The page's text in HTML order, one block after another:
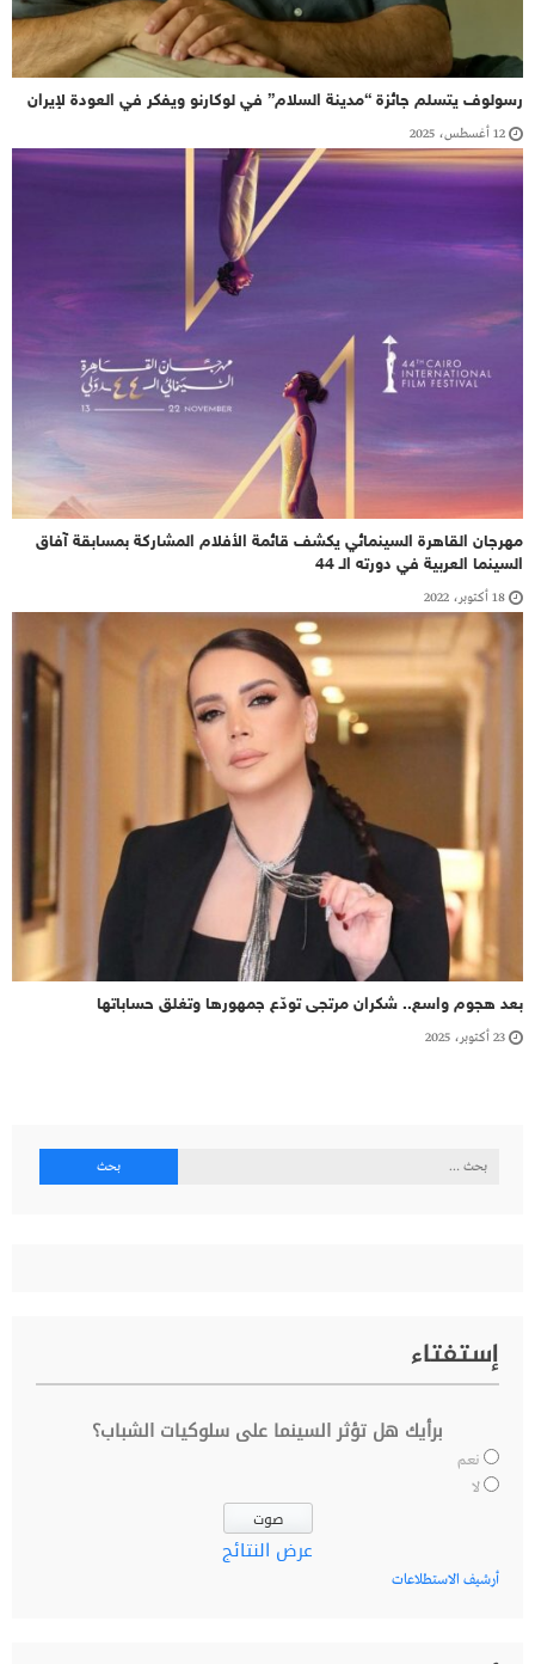
رسولوف يتسلم جائزة “مدينة السلام” في لوكارنو ويفكر في العودة لإيران
12 أغسطس، 2025
مهرجان القاهرة السينمائي يكشف قائمة الأفلام المشاركة بمسابقة آفاق
السينما العربية في دورته الـ 44
18 أكتوبر، 2022
بعد هجوم واسع.. شكران مرتجى تودّع جمهورها وتغلق حساباتها
23 أكتوبر، 2025
البحث
إستفتاء
برأيك هل تؤثر السينما على سلوكيات الشباب؟
نعم
لا
عرض النتائج
أرشيف الاستطلاعات